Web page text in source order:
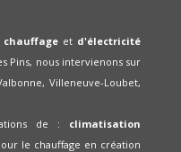
chauffageet d'électricité
Pins, nous intervienons sur
Villeneuve-Loubet,
de : climatisation
le chauffage en création